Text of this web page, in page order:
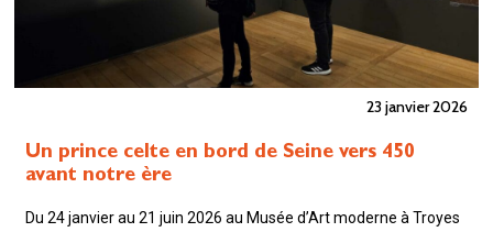
23 janvier 2026
Un prince celte en bord de Seine vers 450
avant notre ère
Du 24 janvier au 21 juin 2026 au Musée d’Art moderne à Troyes